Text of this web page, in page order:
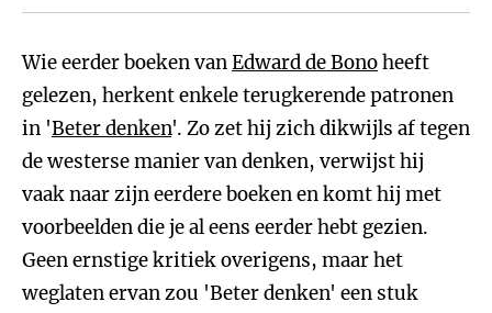
Wie eerder boeken vanEdward de Bonoheeft
gelezen, herkent enkele terugkerende patronen
in 'Beter denken'. Zo zet hij zich dikwijls af tegen
de westerse manier van denken, verwijst hij
vaak naar zijn eerdere boeken en komt hij met
voorbeelden die je al eens eerder hebt gezien.
Geen ernstige kritiek overigens, maar het
weglaten ervan zou 'Beter denken' een stuk